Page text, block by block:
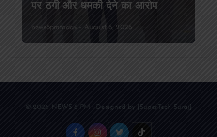
पर ठगी और धमकी देने का आरोप
news8pmtoday August 6, 2026
© 2026 NEWS 8 PM | Designed by [SuperTech Suraj]